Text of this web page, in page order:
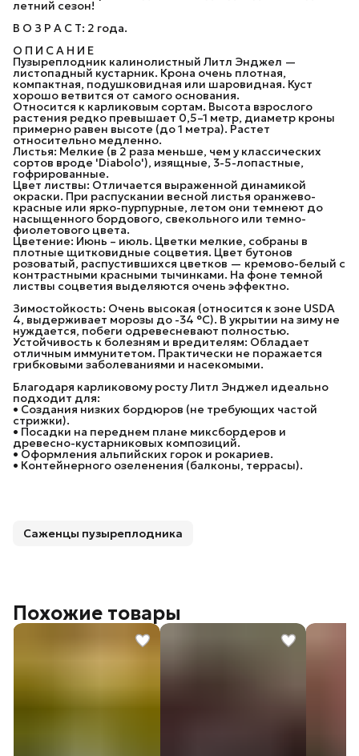
летний сезон!
В О З Р А С Т: 2 года.
О П И С А Н И Е
Пузыреплодник калинолистный Литл Энджел —
листопадный кустарник. Крона очень плотная,
компактная, подушковидная или шаровидная. Куст
хорошо ветвится от самого основания.
Относится к карликовым сортам. Высота взрослого
растения редко превышает 0,5–1 метр, диаметр кроны
примерно равен высоте (до 1 метра). Растет
относительно медленно.
Листья: Мелкие (в 2 раза меньше, чем у классических
сортов вроде 'Diabolo'), изящные, 3-5-лопастные,
гофрированные.
Цвет листвы: Отличается выраженной динамикой
окраски. При распускании весной листья оранжево-
красные или ярко-пурпурные, летом они темнеют до
насыщенного бордового, свекольного или темно-
фиолетового цвета.
Цветение: Июнь – июль. Цветки мелкие, собраны в
плотные щитковидные соцветия. Цвет бутонов
розоватый, распустившихся цветков — кремово-белый с
контрастными красными тычинками. На фоне темной
листвы соцветия выделяются очень эффектно.
Зимостойкость: Очень высокая (относится к зоне USDA
4, выдерживает морозы до -34 °C). В укрытии на зиму не
нуждается, побеги одревесневают полностью.
Устойчивость к болезням и вредителям: Обладает
отличным иммунитетом. Практически не поражается
грибковыми заболеваниями и насекомыми.
Благодаря карликовому росту Литл Энджел идеально
подходит для:
• Создания низких бордюров (не требующих частой
стрижки).
• Посадки на переднем плане миксбордеров и
древесно-кустарниковых композиций.
• Оформления альпийских горок и рокариев.
• Контейнерного озеленения (балконы, террасы).
Саженцы пузыреплодника
Похожие товары